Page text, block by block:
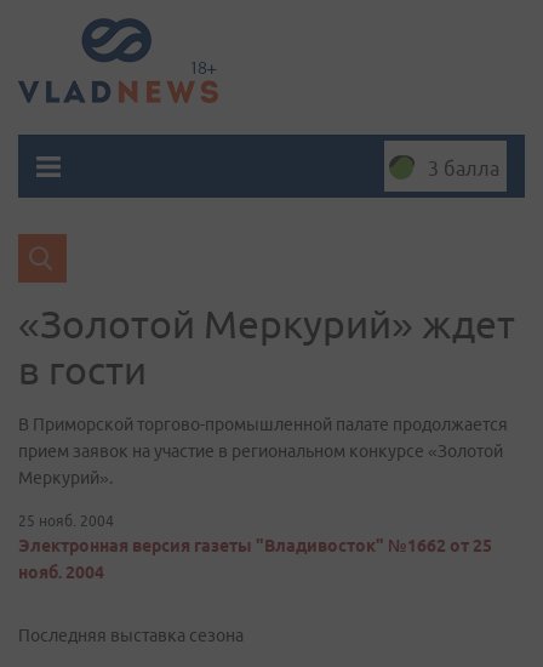
3 балла
«Золотой Меркурий» ждет
в гости
В Приморской торгово-промышленной палате продолжается
прием заявок на участие в региональном конкурсе «Золотой
Меркурий».
25 нояб. 2004
Электронная версия газеты "Владивосток" №1662 от 25
нояб. 2004
Последняя выставка сезона